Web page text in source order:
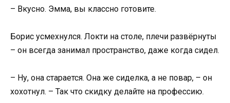
– Вкусно. Эмма, вы классно готовите.
Борис усмехнулся. Локти на столе, плечи развёрнуты
– он всегда занимал пространство, даже когда сидел.
– Ну, она старается. Она же сиделка, а не повар, – он
хохотнул. – Так что скидку делайте на профессию.